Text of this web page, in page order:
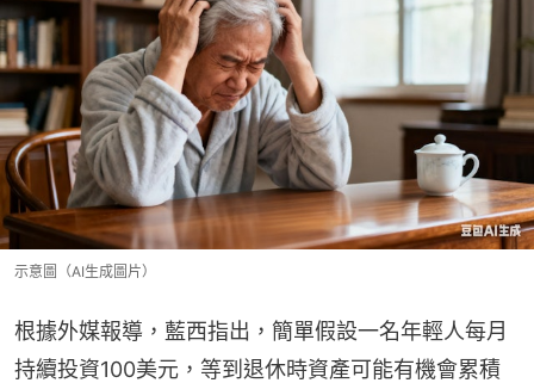
示意圖（AI生成圖片）
根據外媒報導，藍西指出，簡單假設一名年輕人每月
持續投資100美元，等到退休時資產可能有機會累積